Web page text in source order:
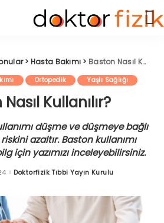
> Hasta Bakımı > Baston Nasıl Kullanılır?
Ortopedik Yaşlı Sağlığı
Kullanılır?
düşme ve düşmeye bağlı
azaltır. Baston kullanımı
için yazımızı inceleyebilirsiniz.
Posted
Doktorfizik Tıbbi Yayın Kurulu